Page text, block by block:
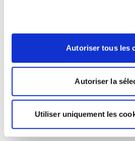
Autoriser tous les
Autoriser la
Utiliser uniquement les